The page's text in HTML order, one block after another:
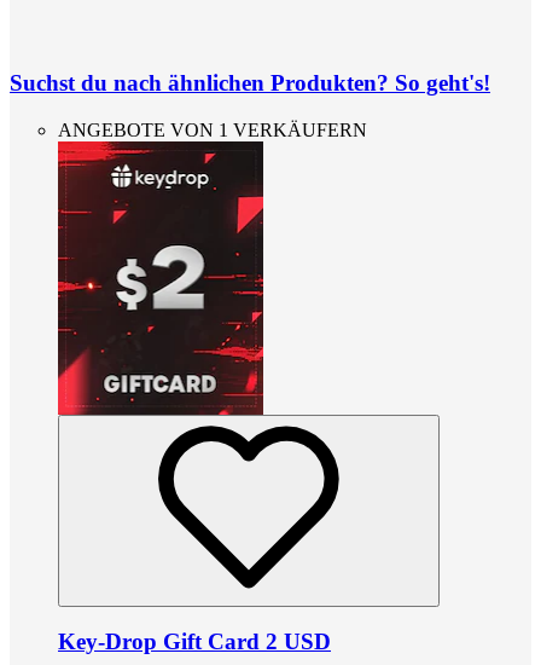
Suchst du nach ähnlichen Produkten? So geht's!
ANGEBOTE VON 1 VERKÄUFERN
Key-Drop Gift Card 2 USD